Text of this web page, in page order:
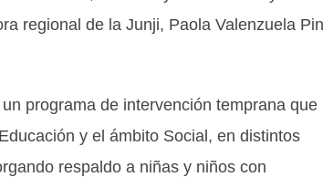
regional de la Junji, Paola Valenzuela
programa de intervención temprana que
y el ámbito Social, en distintos
respaldo a niñas y niños con